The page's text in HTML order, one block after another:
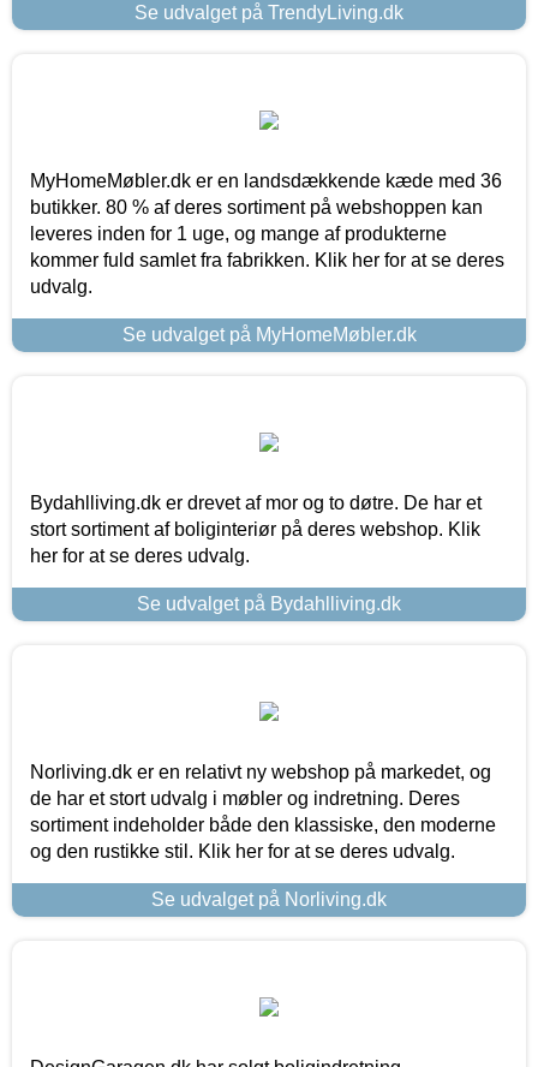
Se udvalget på TrendyLiving.dk
MyHomeMøbler.dk er en landsdækkende kæde med 36
butikker. 80 % af deres sortiment på webshoppen kan
leveres inden for 1 uge, og mange af produkterne
kommer fuld samlet fra fabrikken. Klik her for at se deres
udvalg.
Se udvalget på MyHomeMøbler.dk
Bydahlliving.dk er drevet af mor og to døtre. De har et
stort sortiment af boliginteriør på deres webshop. Klik
her for at se deres udvalg.
Se udvalget på Bydahlliving.dk
Norliving.dk er en relativt ny webshop på markedet, og
de har et stort udvalg i møbler og indretning. Deres
sortiment indeholder både den klassiske, den moderne
og den rustikke stil. Klik her for at se deres udvalg.
Se udvalget på Norliving.dk